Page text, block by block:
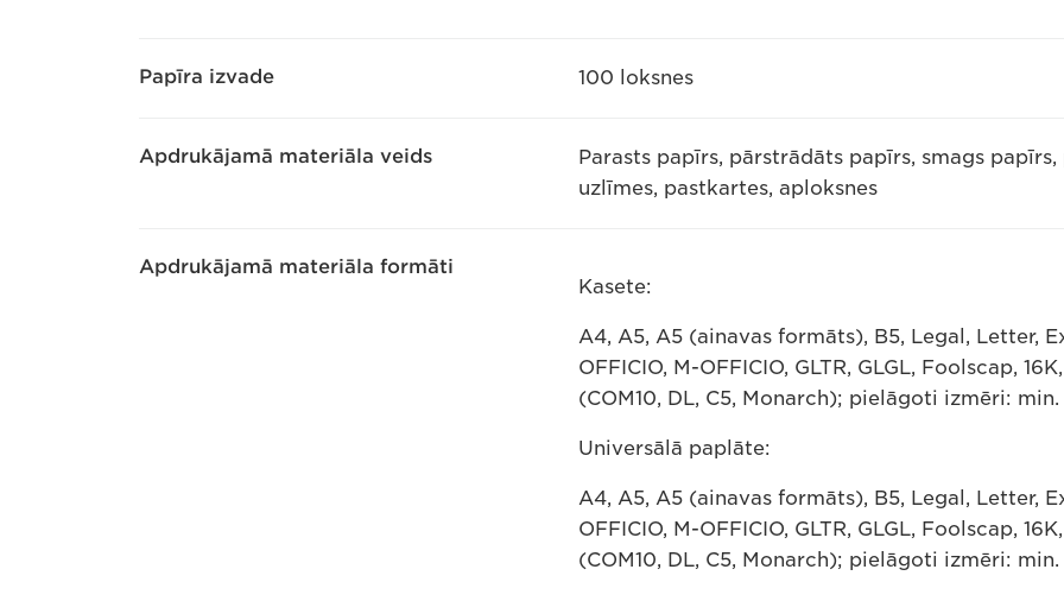
Papīra izvade 100 loksnes
Apdrukājamā materiāla veids
Parasts papīrs, pārstrādāts papīrs, smags
uzlīmes, pastkartes, aploksnes
Apdrukājamā materiāla formāti
Kasete:
A4, A5, A5 (ainavas formāts), B5, Legal, Letter,
OFFICIO, M-OFFICIO, GLTR, GLGL, Foolscap,
(COM10, DL, C5, Monarch); pielāgoti izmēri:
Universālā paplāte:
A4, A5, A5 (ainavas formāts), B5, Legal, Letter,
OFFICIO, M-OFFICIO, GLTR, GLGL, Foolscap,
(COM10, DL, C5, Monarch); pielāgoti izmēri: